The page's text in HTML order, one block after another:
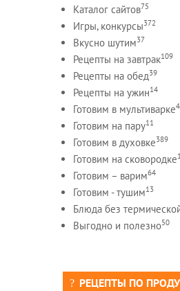
Каталог сайтов75
Игры, конкурсы372
Вкусно шутим37
Рецепты на завтрак109
Рецепты на обед39
Рецепты на ужин14
Готовим в мультиварке
Готовим на пару11
Готовим в духовке389
Готовим на сковородке
Готовим – варим64
Готовим - тушим13
Блюда без
Выгодно и полезно50
РЕЦЕПТЫ ПО